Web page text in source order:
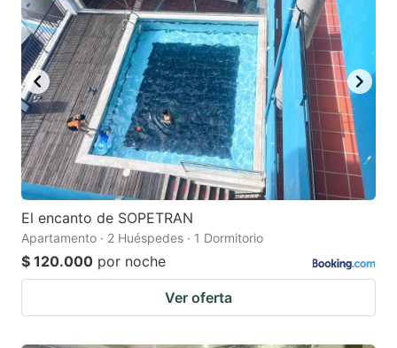
El encanto de SOPETRAN
Apartamento · 2 Huéspedes · 1 Dormitorio
$ 120.000 por noche
Ver oferta